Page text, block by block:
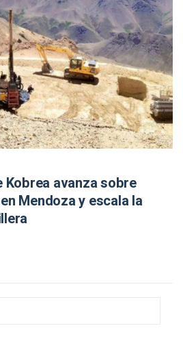
Kobrea avanza sobre
Mendoza y escala la